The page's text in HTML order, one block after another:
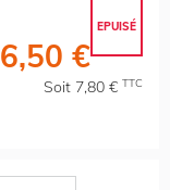
EPUISÉ
6,50 €
Soit 7,80 € TTC